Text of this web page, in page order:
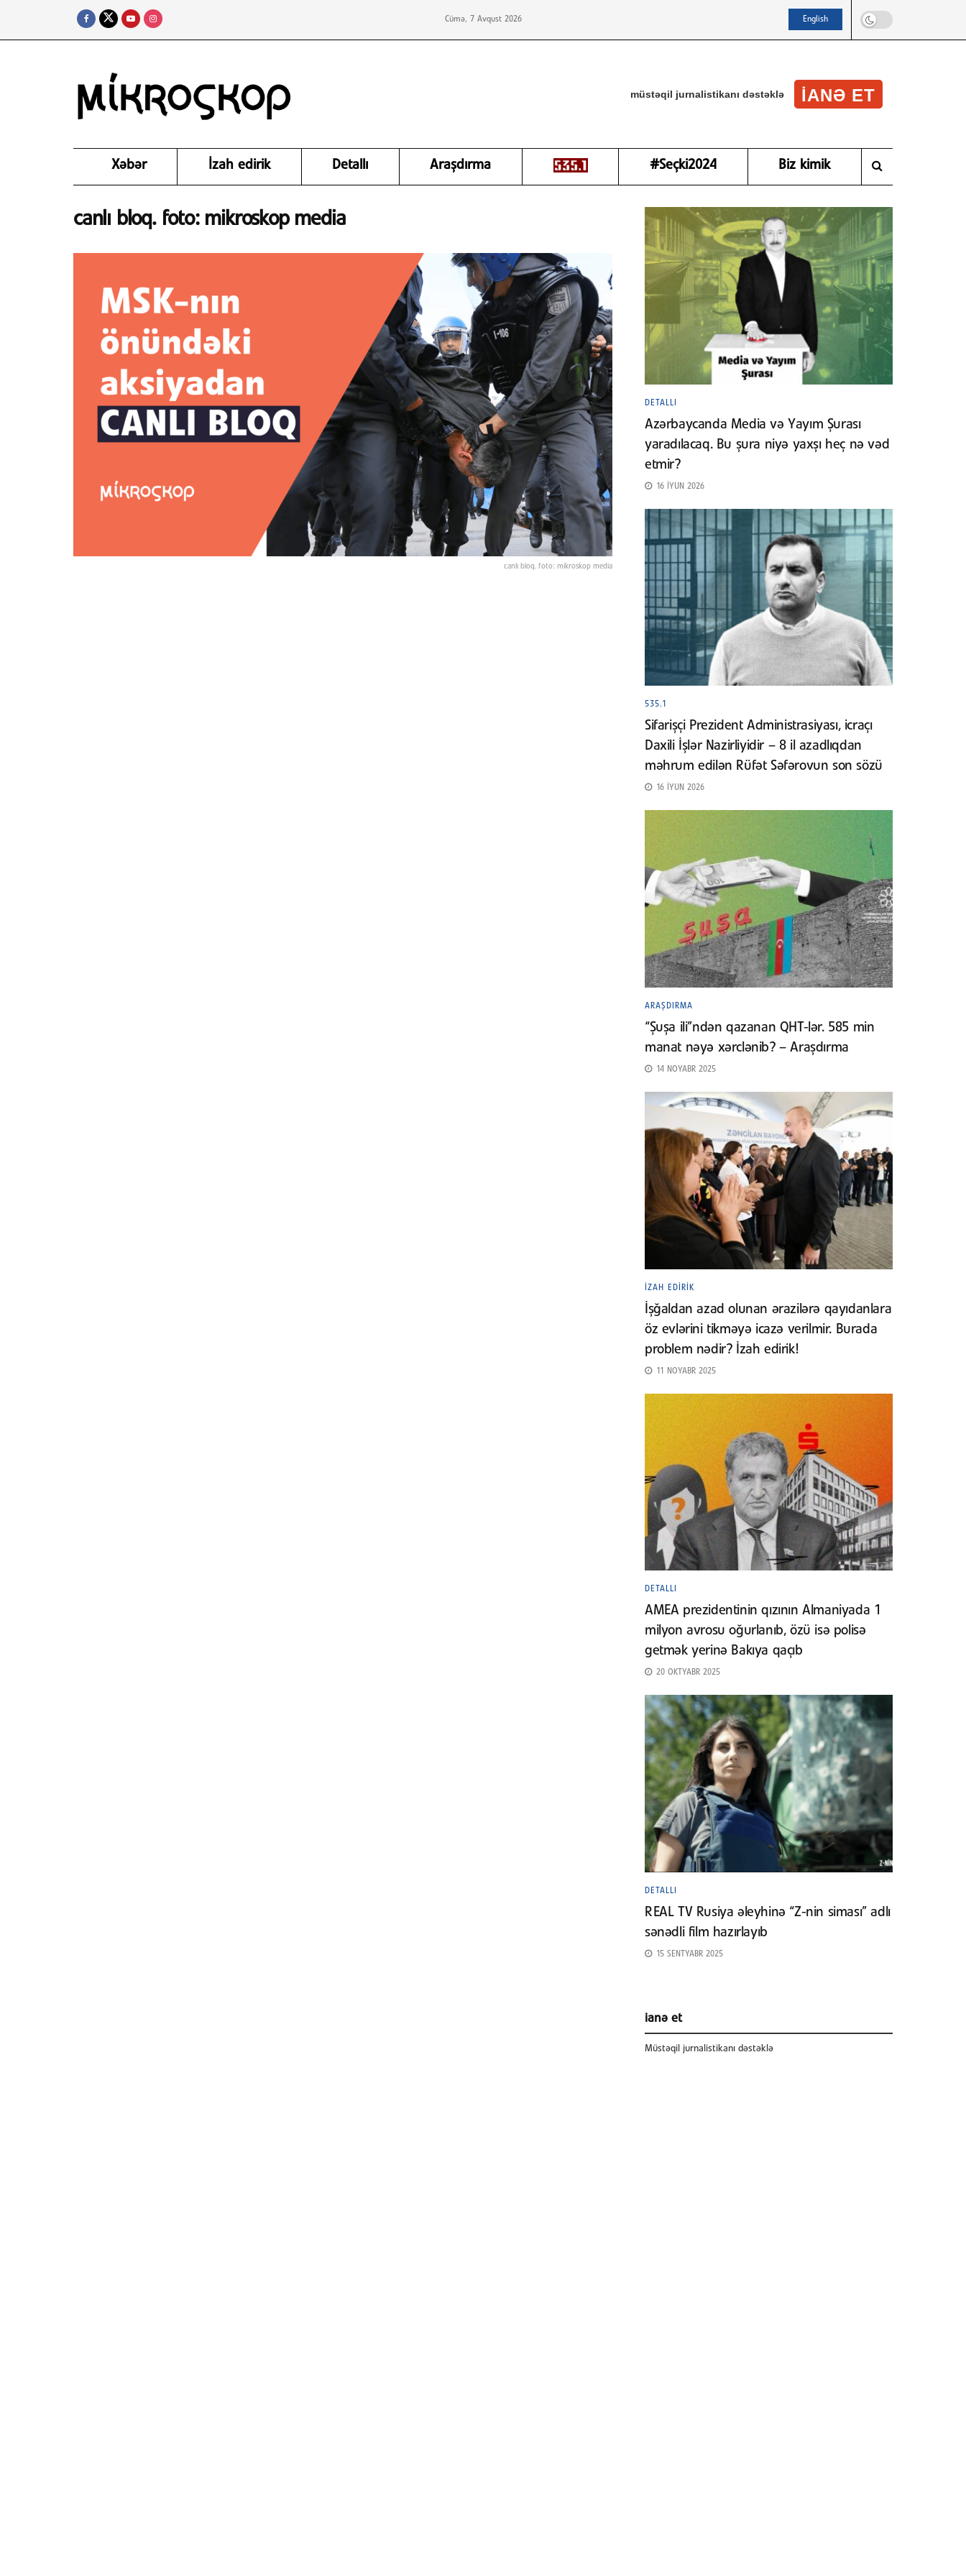
Cümə, 7 Avqust 2026 English
müstəqil jurnalistikanı dəstəklə IANƏ ET
Xəbər İzah edirik Detallı Araşdırma #Seçki2024 Biz kimik
canlı bloq. foto: mikroskop media
canlı bloq. foto: mikroskop media
DETALLI
Azərbaycanda Media və Yayım Şurası
yaradılacaq. Bu şura niyə yaxşı heç nə vəd
etmir?
16 İYUN 2026
535.1
Sifarişçi Prezident Administrasiyası, icraçı
Daxili İşlər Nazirliyidir – 8 il azadlıqdan
məhrum edilən Rüfət Səfərovun son sözü
16 İYUN 2026
ARAŞDIRMA
“Şuşa ili”ndən qazanan QHT-lər. 585 min
manat nəyə xərclənib? – Araşdırma
14 NOYABR 2025
İZAH EDIRIK
İşğaldan azad olunan ərazilərə qayıdanlara
öz evlərini tikməyə icazə verilmir. Burada
problem nədir? İzah edirik!
11 NOYABR 2025
DETALLI
AMEA prezidentinin qızının Almaniyada 1
milyon avrosu oğurlanıb, özü isə polisə
getmək yerinə Bakıya qaçıb
20 OKTYABR 2025
DETALLI
REAL TV Rusiya əleyhinə “Z-nin siması” adlı
sənədli film hazırlayıb
15 SENTYABR 2025
ianə et
Müstəqil jurnalistikanı dəstəklə